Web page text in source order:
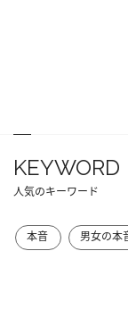
KEYWORD
人気のキーワード
本音 男女の本